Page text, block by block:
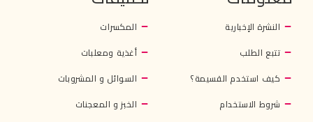
النشرة الإخبارية
تتبع الطلب
كيف استخدم القسيمة؟
شروط الاستخدام
المكسرات
أغذية ومعلبات
السوائل و المشروبات
الخبز و المعجنات